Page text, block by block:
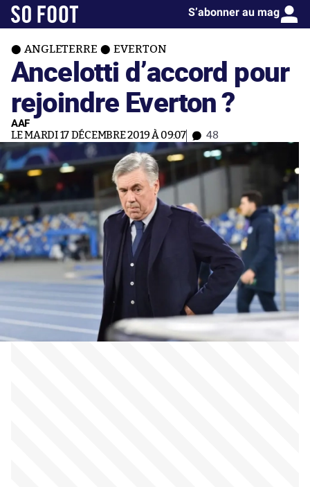
S’abonner au mag
ANGLETERRE EVERTON
Ancelotti d’accord pour
rejoindre Everton ?
AAF
LE MARDI 17 DÉCEMBRE 2019 À 09:07 48